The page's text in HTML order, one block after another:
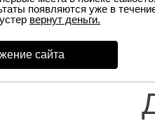
появляются уже в
вернут деньги.
сайта